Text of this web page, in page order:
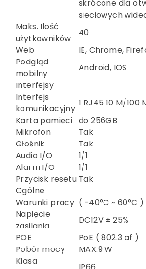
skrócone dla
sieciowych
Maks. Ilość
użytkowników
40
Web
IE, Chrome,
Podgląd
mobilny
Android, IOS
Interfejsy
Interfejs
komunikacyjny
1 RJ45 10 M/100
Karta pamięci do 256GB
Mikrofon
Tak
Głośnik
Tak
Audio I/O
1/1
Alarm I/O
1/1
Przycisk resetu Tak
Ogólne
Warunki pracy ( -40°C ~ 60°C )
Napięcie
zasilania
DC12V ± 25%
POE
PoE ( 802.3 af )
Pobór mocy
MAX.9 W
Klasa
IP66